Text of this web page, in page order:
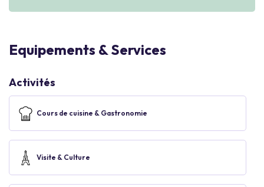
Equipements & Services
Activités
Cours de cuisine & Gastronomie
Visite & Culture